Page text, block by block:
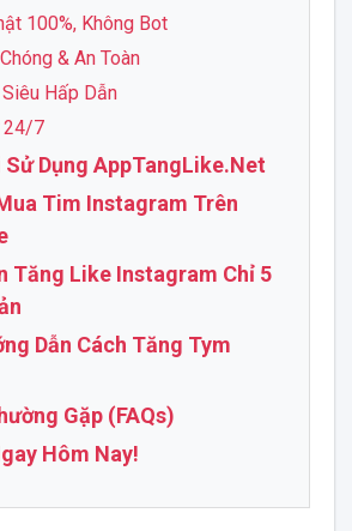
100%, Không Bot
& An Toàn
Hấp Dẫn
24/7
Sử Dụng AppTangLike.Net
Tim Instagram Trên
Tăng Like Instagram Chỉ 5
Dẫn Cách Tăng Tym
Gặp (FAQs)
Hôm Nay!